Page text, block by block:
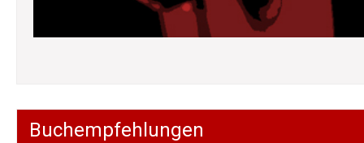
Buchempfehlungen